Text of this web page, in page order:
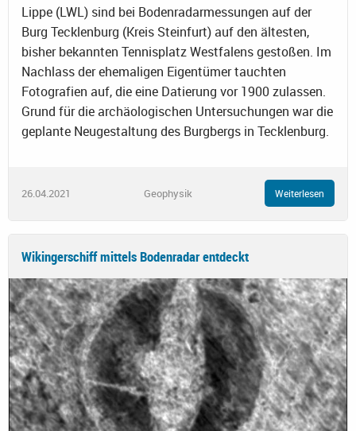
Lippe (LWL) sind bei Bodenradarmessungen auf der
Burg Tecklenburg (Kreis Steinfurt) auf den ältesten,
bisher bekannten Tennisplatz Westfalens gestoßen. Im
Nachlass der ehemaligen Eigentümer tauchten
Fotografien auf, die eine Datierung vor 1900 zulassen.
Grund für die archäologischen Untersuchungen war die
geplante Neugestaltung des Burgbergs in Tecklenburg.
26.04.2021 Geophysik Weiterlesen
Wikingerschiff mittels Bodenradar entdeckt